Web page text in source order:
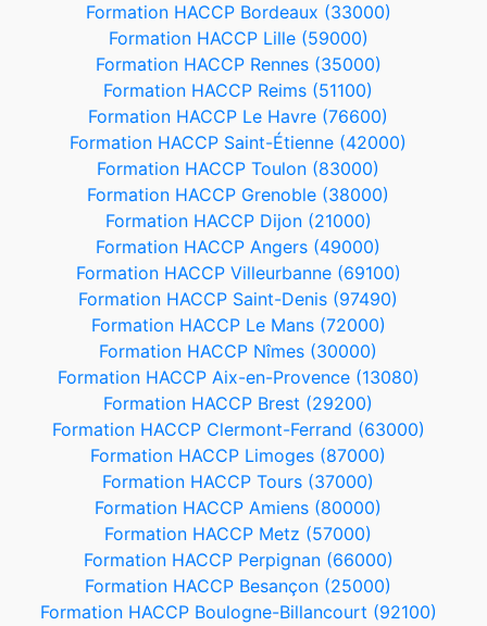
Formation HACCP Bordeaux (33000)
Formation HACCP Lille (59000)
Formation HACCP Rennes (35000)
Formation HACCP Reims (51100)
Formation HACCP Le Havre (76600)
Formation HACCP Saint-Étienne (42000)
Formation HACCP Toulon (83000)
Formation HACCP Grenoble (38000)
Formation HACCP Dijon (21000)
Formation HACCP Angers (49000)
Formation HACCP Villeurbanne (69100)
Formation HACCP Saint-Denis (97490)
Formation HACCP Le Mans (72000)
Formation HACCP Nîmes (30000)
Formation HACCP Aix-en-Provence (13080)
Formation HACCP Brest (29200)
Formation HACCP Clermont-Ferrand (63000)
Formation HACCP Limoges (87000)
Formation HACCP Tours (37000)
Formation HACCP Amiens (80000)
Formation HACCP Metz (57000)
Formation HACCP Perpignan (66000)
Formation HACCP Besançon (25000)
Formation HACCP Boulogne-Billancourt (92100)